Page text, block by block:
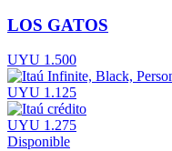
LOS GATOS
UYU 1.500
UYU 1.125
UYU 1.275
Disponible